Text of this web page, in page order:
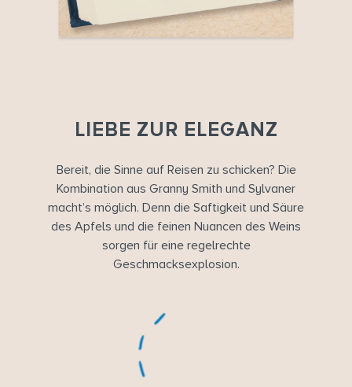
LIEBE ZUR ELEGANZ
Bereit, die Sinne auf Reisen zu schicken? Die
Kombination aus Granny Smith und Sylvaner
macht’s möglich. Denn die Saftigkeit und Säure
des Apfels und die feinen Nuancen des Weins
sorgen für eine regelrechte
Geschmacksexplosion.